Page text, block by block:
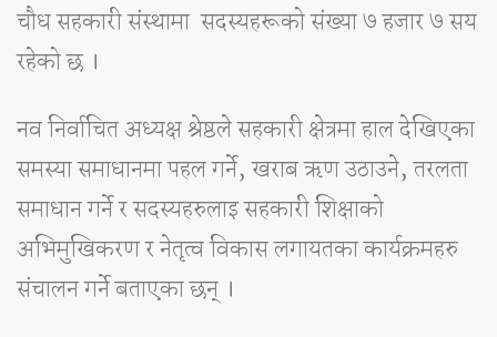
चौध सहकारी संस्थामा सदस्यहरूको संख्या ७ हजार ७ सय
रहेको छ ।
नव निर्वाचित अध्यक्ष श्रेष्ठले सहकारी क्षेत्रमा हाल देखिएका
समस्या समाधानमा पहल गर्ने, खराब ऋण उठाउने, तरलता
समाधान गर्ने र सदस्यहरुलाइ सहकारी शिक्षाको
अभिमुखिकरण र नेतृत्व विकास लगायतका कार्यक्रमहरु
संचालन गर्ने बताएका छन् ।